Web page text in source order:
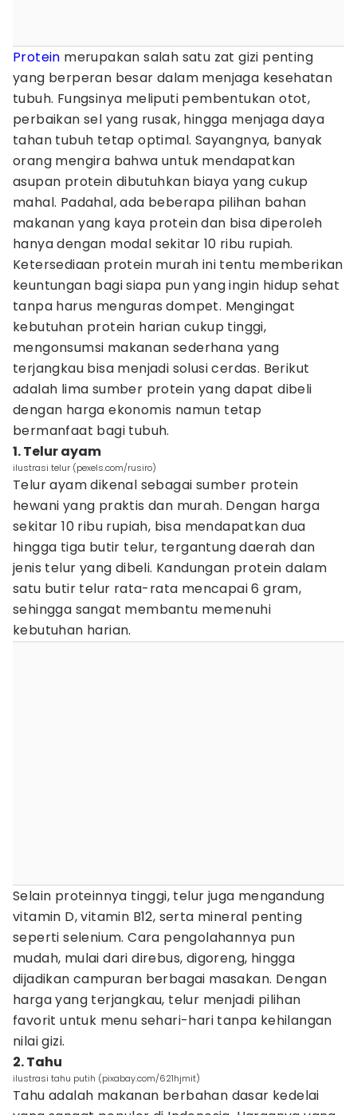
Protein merupakan salah satu zat gizi penting
yang berperan besar dalam menjaga kesehatan
tubuh. Fungsinya meliputi pembentukan otot,
perbaikan sel yang rusak, hingga menjaga daya
tahan tubuh tetap optimal. Sayangnya, banyak
orang mengira bahwa untuk mendapatkan
asupan protein dibutuhkan biaya yang cukup
mahal. Padahal, ada beberapa pilihan bahan
makanan yang kaya protein dan bisa diperoleh
hanya dengan modal sekitar 10 ribu rupiah.
Ketersediaan protein murah ini tentu memberikan
keuntungan bagi siapa pun yang ingin hidup sehat
tanpa harus menguras dompet. Mengingat
kebutuhan protein harian cukup tinggi,
mengonsumsi makanan sederhana yang
terjangkau bisa menjadi solusi cerdas. Berikut
adalah lima sumber protein yang dapat dibeli
dengan harga ekonomis namun tetap
bermanfaat bagi tubuh.
1. Telur ayam
ilustrasi telur (pexels.com/rusiro)
Telur ayam dikenal sebagai sumber protein
hewani yang praktis dan murah. Dengan harga
sekitar 10 ribu rupiah, bisa mendapatkan dua
hingga tiga butir telur, tergantung daerah dan
jenis telur yang dibeli. Kandungan protein dalam
satu butir telur rata-rata mencapai 6 gram,
sehingga sangat membantu memenuhi
kebutuhan harian.
Selain proteinnya tinggi, telur juga mengandung
vitamin D, vitamin B12, serta mineral penting
seperti selenium. Cara pengolahannya pun
mudah, mulai dari direbus, digoreng, hingga
dijadikan campuran berbagai masakan. Dengan
harga yang terjangkau, telur menjadi pilihan
favorit untuk menu sehari-hari tanpa kehilangan
nilai gizi.
2. Tahu
ilustrasi tahu putih (pixabay.com/621hjmit)
Tahu adalah makanan berbahan dasar kedelai